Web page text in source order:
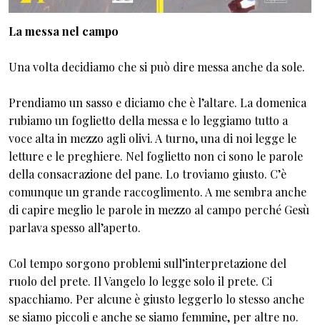
La messa nel campo
Una volta decidiamo che si può dire messa anche da sole.
Prendiamo un sasso e diciamo che è l’altare. La domenica
rubiamo un foglietto della messa e lo leggiamo tutto a
voce alta in mezzo agli olivi. A turno, una di noi legge le
letture e le preghiere. Nel foglietto non ci sono le parole
della consacrazione del pane. Lo troviamo giusto. C’è
comunque un grande raccoglimento. A me sembra anche
di capire meglio le parole in mezzo al campo perché Gesù
parlava spesso all’aperto.
Col tempo sorgono problemi sull’interpretazione del
ruolo del prete. Il Vangelo lo legge solo il prete. Ci
spacchiamo. Per alcune è giusto leggerlo lo stesso anche
se siamo piccoli e anche se siamo femmine, per altre no.